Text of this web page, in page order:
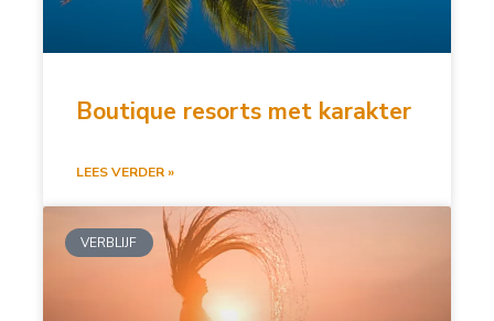
Boutique resorts met karakter
LEES VERDER »
VERBLIJF